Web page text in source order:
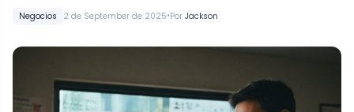
Negocios 2 de September de 2025•Por Jackson